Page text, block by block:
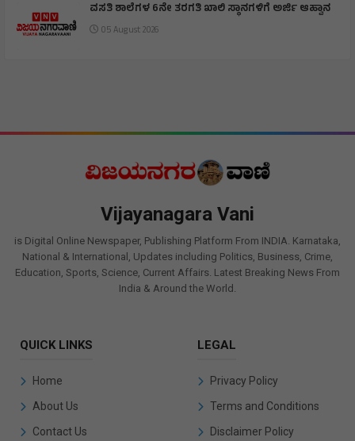
ವಸತಿ ಶಾಲೆಗಳ 6ನೇ ತರಗತಿ ಖಾಲಿ ಸ್ಥಾನಗಳಿಗೆ ಅರ್ಜಿ ಆಹ್ವಾನ
05 August 2026
Vijayanagara Vani
is Digital Online Newspaper, Publishing Platform From INDIA. Karnataka,
National & International, Updates including Politics, Business, Crime,
Education, Sports, Science, Current Affairs. Latest Breaking News From
India & Around the World.
QUICK LINKS
Home
About Us
Contact Us
LEGAL
Privacy Policy
Terms and Conditions
Disclaimer Policy